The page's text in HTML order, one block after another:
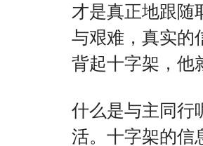
才是真正地跟随
与艰难，真实的
背起十字架，他
什么是与主同行
活。十字架的信